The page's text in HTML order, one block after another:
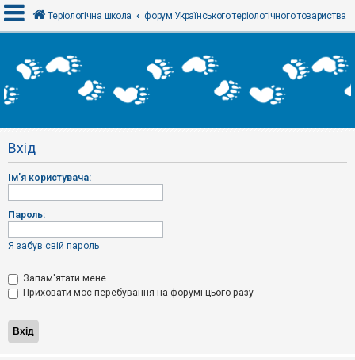
х
і
Р
є
т
р
а
і
Т
м
и
б
Теріологічна школа форум Українського теріологічного товариства
Вхід
Ім'я користувача:
Пароль:
Я забув свій пароль
Запам'ятати мене
Приховати моє перебування на форумі цього разу